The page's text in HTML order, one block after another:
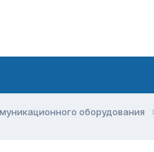
оборудования